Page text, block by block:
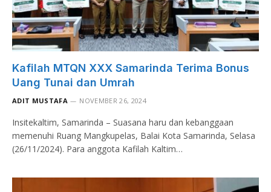
Kafilah MTQN XXX Samarinda Terima Bonus
Uang Tunai dan Umrah
ADIT MUSTAFA NOVEMBER 26, 2024
Insitekaltim, Samarinda – Suasana haru dan kebanggaan
memenuhi Ruang Mangkupelas, Balai Kota Samarinda, Selasa
(26/11/2024). Para anggota Kafilah Kaltim…